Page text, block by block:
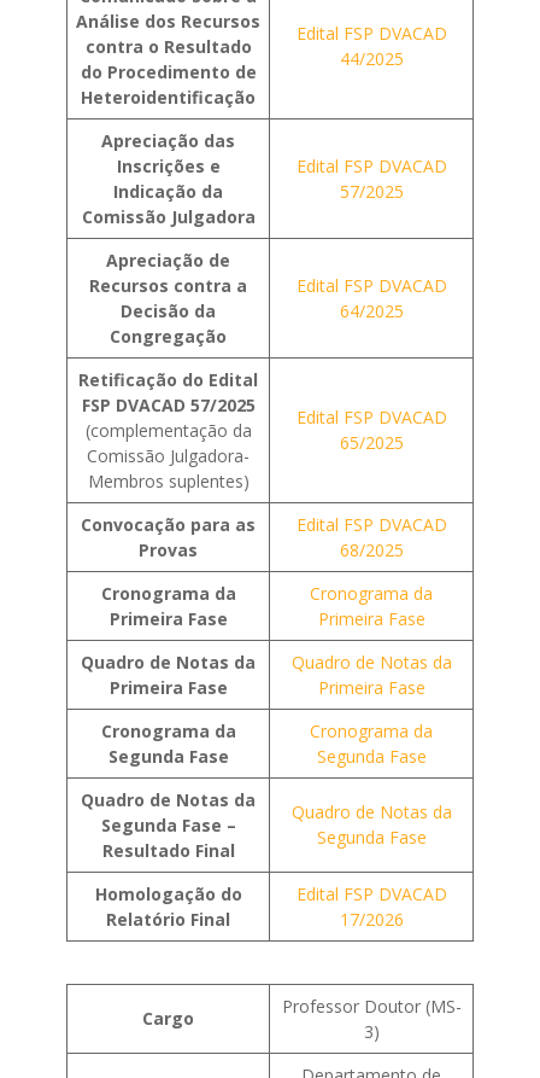
Análise dos Recursos
contra o Resultado
do Procedimento de
Heteroidentificação
Edital FSP DVACAD
44/2025
Apreciação das
Inscrições e
Indicação da
Comissão Julgadora
Edital FSP DVACAD
57/2025
Apreciação de
Recursos contra a
Decisão da
Congregação
Edital FSP DVACAD
64/2025
Retificação do Edital
FSP DVACAD 57/2025
(complementação da
Comissão Julgadora-
Membros suplentes)
Edital FSP DVACAD
65/2025
Convocação para as
Provas
Edital FSP DVACAD
68/2025
Cronograma da
Primeira Fase
Cronograma da
Primeira Fase
Quadro de Notas da
Primeira Fase
Quadro de Notas da
Primeira Fase
Cronograma da
Segunda Fase
Cronograma da
Segunda Fase
Quadro de Notas da
Segunda Fase –
Resultado Final
Quadro de Notas da
Segunda Fase
Homologação do
Relatório Final
Edital FSP DVACAD
17/2026
Cargo
Professor Doutor (MS-
3)